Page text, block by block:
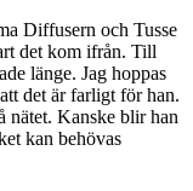
Diffusern och Tusse
det kom ifrån. Till
länge. Jag hoppas
det är farligt för han.
nätet. Kanske blir han
kan behövas